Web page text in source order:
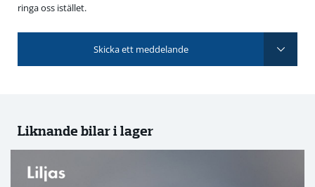
ringa oss istället.
Skicka ett meddelande
Liknande bilar i lager